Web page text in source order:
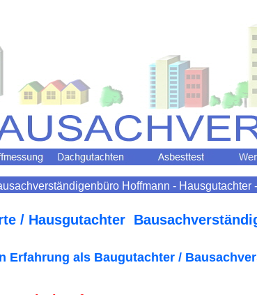
Hoffmann -
/ Hausgutachter
Erfahrung als Baugutachter /